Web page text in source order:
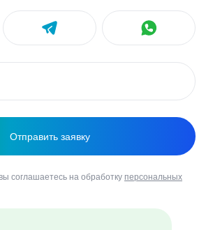
соглашаетесь на обработку персональных